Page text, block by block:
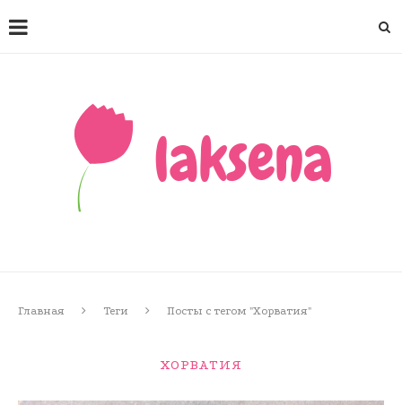
Главная Теги Посты с тегом "Хорватия"
ХОРВАТИЯ